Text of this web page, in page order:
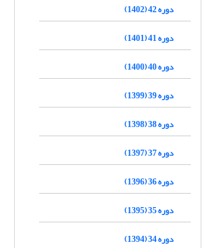
دوره 42 (1402)
دوره 41 (1401)
دوره 40 (1400)
دوره 39 (1399)
دوره 38 (1398)
دوره 37 (1397)
دوره 36 (1396)
دوره 35 (1395)
دوره 34 (1394)